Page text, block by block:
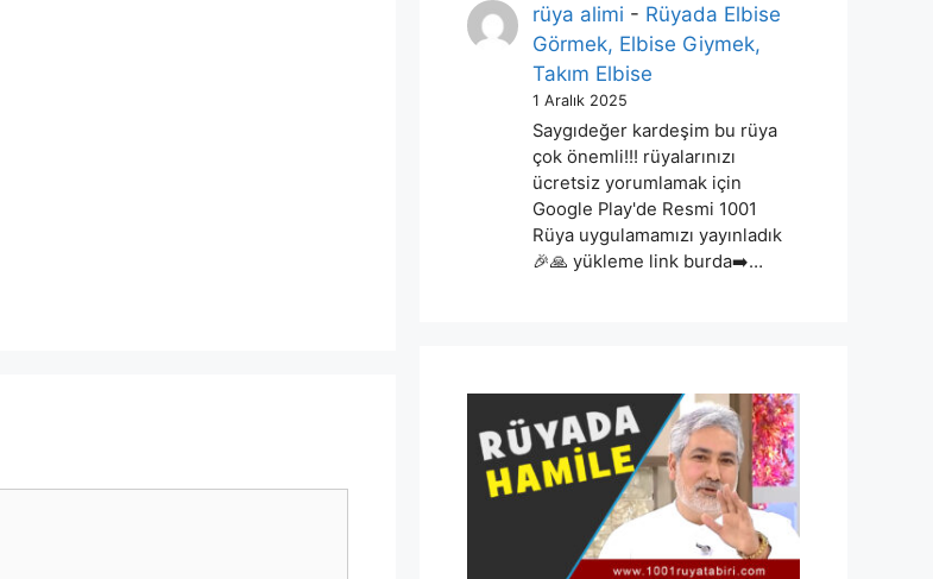
rüya alimi - Rüyada Elbise
Görmek, Elbise Giymek,
Takım Elbise
1 Aralık 2025
Saygıdeğer kardeşim bu rüya
çok önemli!!! rüyalarınızı
ücretsiz yorumlamak için
Google Play'de Resmi 1001
Rüya uygulamamızı yayınladık
🎉🙏 yükleme link burda➡️…